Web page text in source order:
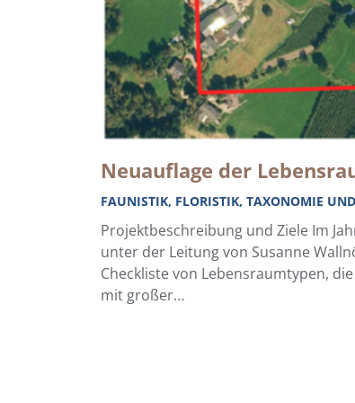
Neuauflage der
FAUNISTIK, FLORISTIK, TAXONOMIE
Projektbeschreibung und Ziele Im
unter der Leitung von Susanne
Checkliste von Lebensraumtypen,
mit großer…